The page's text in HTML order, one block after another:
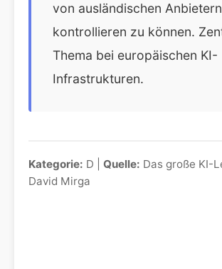
von ausländischen Anbietern
kontrollieren zu können.
Thema bei europäischen KI-
Infrastrukturen.
Kategorie: D | Quelle: Das große KI-
David Mirga